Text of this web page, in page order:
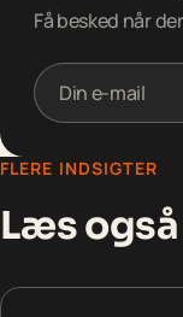
Få besked når
FLERE INDSIGTER
Læs også